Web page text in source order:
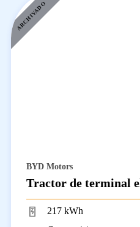
ARCHIVADO
BYD Motors
Tractor de terminal
217 kWh